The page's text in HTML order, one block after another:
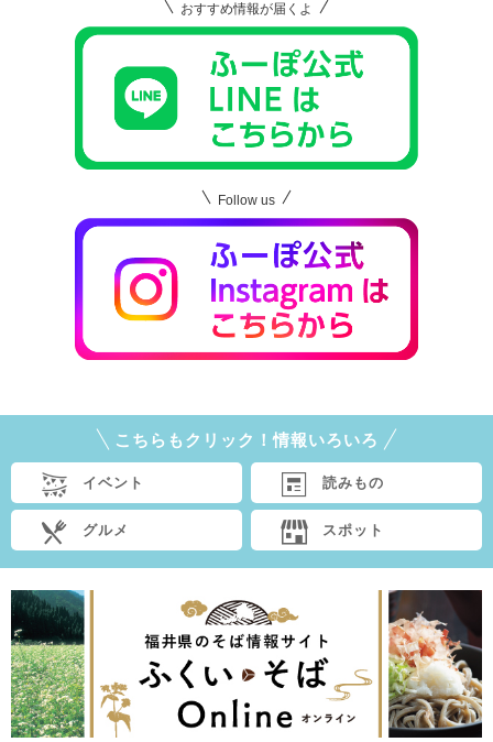
おすすめ情報が届くよ
Follow us
こちらもクリック！情報いろいろ
イベント 読みもの
グルメ スポット